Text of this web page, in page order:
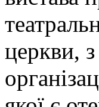
церкви,